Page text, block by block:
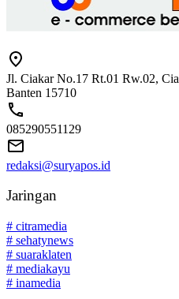
Jl. Ciakar No.17 Rt.01 Rw.02,
Banten 15710
085290551129
redaksi@suryapos.id
Jaringan
# citramedia
# sehatynews
# suaraklaten
# mediakayu
# inamedia